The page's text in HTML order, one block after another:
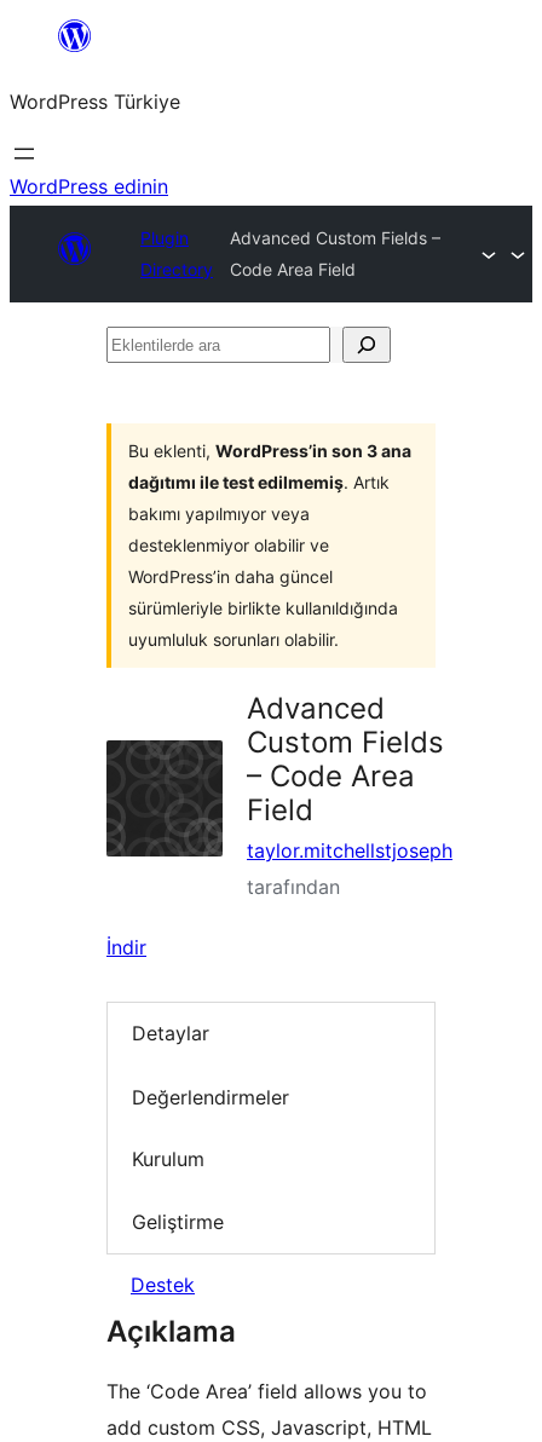
İçeriğe
WordPress Türkiye
WordPress edinin
Plugin
Directory
Advanced Custom Fields –
Code Area Field
Eklentilerde
Bu eklenti, WordPress’in son 3 ana
dağıtımı ile test edilmemiş. Artık
bakımı yapılmıyor veya
desteklenmiyor olabilir ve
WordPress’in daha güncel
sürümleriyle birlikte kullanıldığında
uyumluluk sorunları olabilir.
Advanced
Custom Fields
– Code Area
Field
taylor.mitchellstjoseph
tarafından
İndir
Detaylar
Değerlendirmeler
Kurulum
Geliştirme
Destek
Açıklama
The ‘Code Area’ field allows you to
add custom CSS, Javascript, HTML